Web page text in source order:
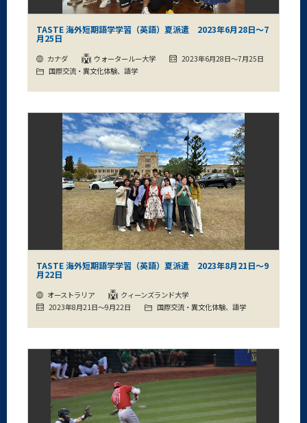
TASTE 海外短期語学学習（英語）夏派遣 2023年6月28日～7
月25日
カナダ ウォータールー大学
2023年6月28日～7月25日
国際交流・異文化体験、語学
TASTE 海外短期語学学習（英語）夏派遣 2023年8月21日～9
月22日
オーストラリア
クィーンズランド大学
2023年8月21日～9月22日
国際交流・異文化体験、語学